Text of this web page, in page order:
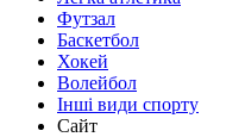
Футзал
Баскетбол
Хокей
Волейбол
Інші види спорту
Сайт